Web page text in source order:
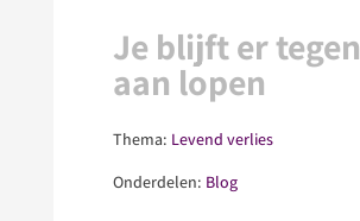
Je blijft er tegen
aan lopen
Thema: Levend verlies
Onderdelen: Blog